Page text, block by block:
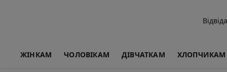
ЖІНКАМ ЧОЛОВІКАМ ДІВЧАТКАМ ХЛОПЧИКАМ